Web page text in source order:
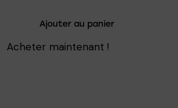
Ajouter au panier
Acheter maintenant !